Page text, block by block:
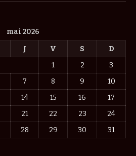
mai 2026
J V S
D
1
2
3
7 8 9
10
14 15 16
17
21 22 23
24
28 29 30 31